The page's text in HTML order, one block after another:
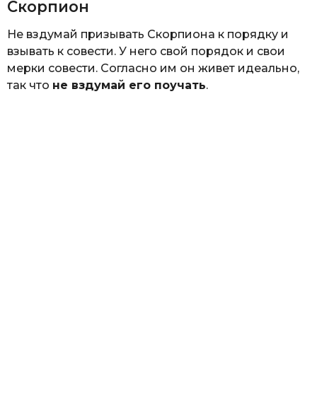
Скорпион
Не вздумай призывать Скорпиона к порядку и
взывать к совести. У него свой порядок и свои
мерки совести. Согласно им он живет идеально,
так что не вздумай его поучать.